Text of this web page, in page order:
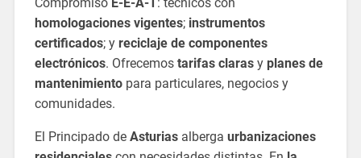
homologaciones vigentes; instrumentos
certificados; y reciclaje de componentes
electrónicos. Ofrecemos tarifas clarasy planes de
mantenimientopara particulares, negocios y
comunidades.
El Principado de Asturiasalberga urbanizaciones